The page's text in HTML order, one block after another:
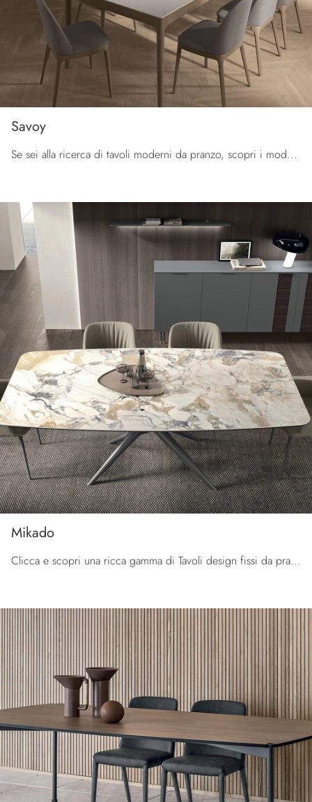
Savoy
Se sei alla ricerca di tavoli moderni da pranzo, scopri i modelli fissi di Tomasella: clicca e scopri il modello Savoy in gres.
Mikado
Clicca e scopri una ricca gamma di Tavoli design fissi da pranzo! Il modello Mikado di Tomasella ti sta aspettando.